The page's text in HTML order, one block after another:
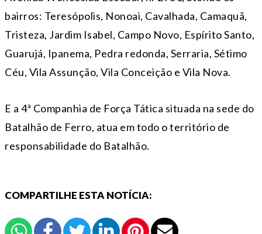
bairros: Teresópolis, Nonoai, Cavalhada, Camaquã,
Tristeza, Jardim Isabel, Campo Novo, Espírito Santo,
Guarujá, Ipanema, Pedra redonda, Serraria, Sétimo
Céu, Vila Assunção, Vila Conceição e Vila Nova.
E a 4ª Companhia de Força Tática situada na sede do
Batalhão de Ferro, atua em todo o território de
responsabilidade do Batalhão.
COMPARTILHE ESTA NOTÍCIA: